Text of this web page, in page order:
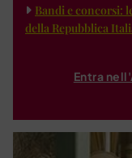
Bandi e concorsi:
della Repubblica
Entra